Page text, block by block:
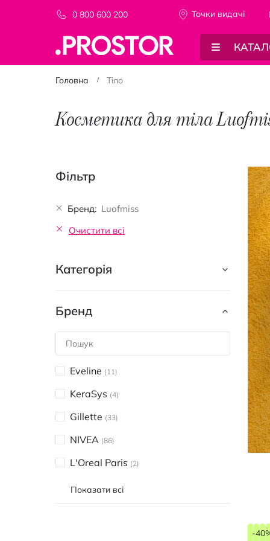
0 800 600 200 Точки видачi
Головна Тіло
Косметика для тіла
-
Фільтр
Бренд
Luofmiss
Очистити всі
Категорія
Бренд
Eveline 11
KeraSys 4
Gillette 33
NIVEA 86
L'Oreal Paris 2
Показати всі